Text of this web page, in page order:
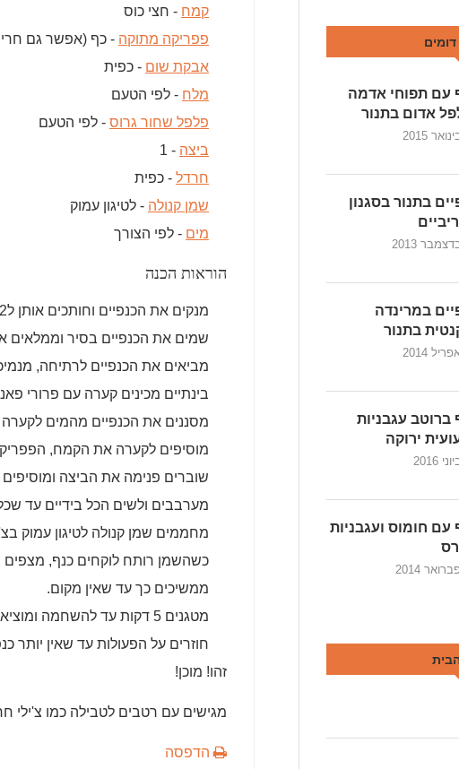
קמח - חצי כוס
פפריקה מתוקה - כף (אפשר גם
אבקת שום - כפית
מלח - לפי הטעם
פלפל שחור גרוס - לפי הטעם
ביצה - 1
חרדל - כפית
שמן קנולה - לטיגון עמוק
מים - לפי הצורך
הוראות הכנה
מנקים את הכנפיים וחותכים אותן ל2 על העצם.
שמים את הכנפיים בסיר וממלאים אותו
מביאים את הכנפיים לרתיחה,
בינתיים מכינים קערה עם פרורי
מסננים את הכנפיים מהמים לקערה
מוסיפים לקערה את הקמח,
שוברים פנימה את הביצה
מערבבים ולשים הכל בידיים עד
מחממים שמן קנולה לטיגון עמוק
כשהשמן רותח לוקחים כנף, מצפים
ממשיכים כך עד שאין מקום.
מטגנים 5 דקות עד להשחמה ומוציאים לנייר סופג.
חוזרים על הפעולות עד שאין יותר
זהו! מוכן!
מגישים עם רטבים לטבילה כמו צ'ילי
הדפסה
עם תפוחי אדמה
אדום בתנור
בתנור בסגנון
במרינדה
בתנור
ברוטב עגבניות
ירוקה
עם חומוס ועגבניות